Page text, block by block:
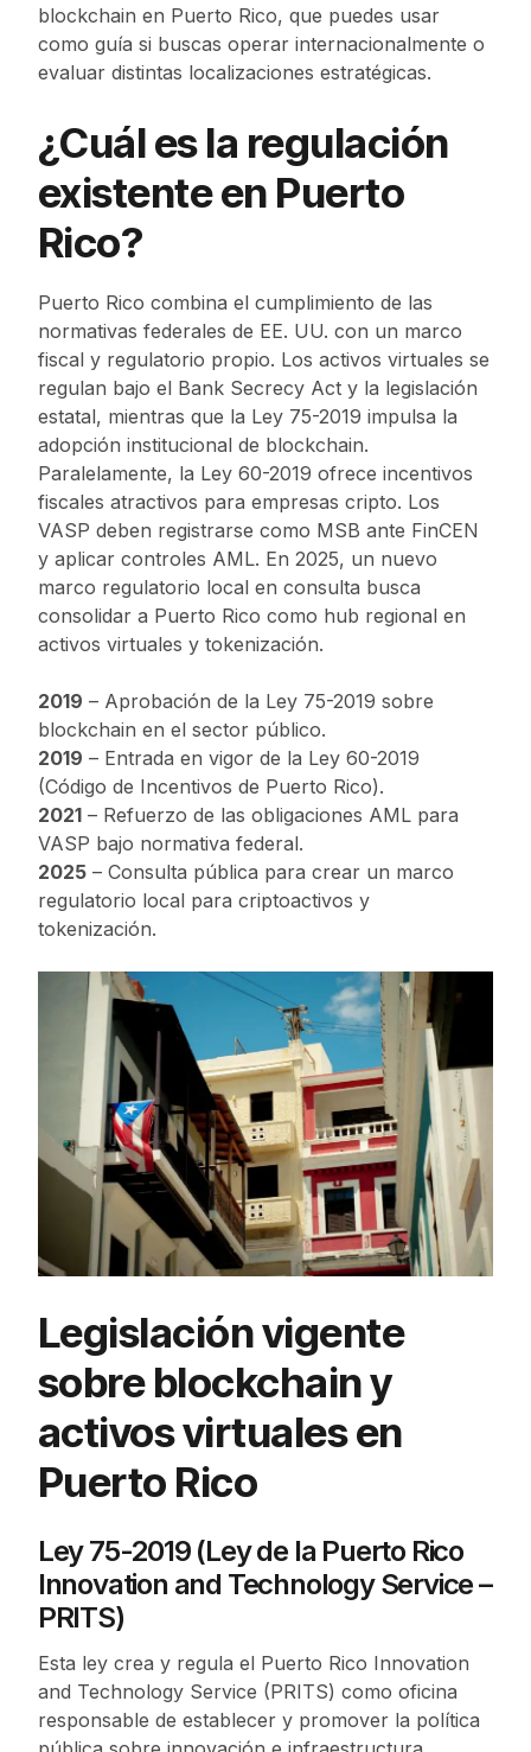
blockchain en Puerto Rico, que puedes usar
como guía si buscas operar internacionalmente o
evaluar distintas localizaciones estratégicas.
¿Cuál es la regulación
existente en Puerto
Rico?
Puerto Rico combina el cumplimiento de las
normativas federales de EE. UU. con un marco
fiscal y regulatorio propio. Los activos virtuales se
regulan bajo el Bank Secrecy Act y la legislación
estatal, mientras que la Ley 75-2019 impulsa la
adopción institucional de blockchain.
Paralelamente, la Ley 60-2019 ofrece incentivos
fiscales atractivos para empresas cripto. Los
VASP deben registrarse como MSB ante FinCEN
y aplicar controles AML. En 2025, un nuevo
marco regulatorio local en consulta busca
consolidar a Puerto Rico como hub regional en
activos virtuales y tokenización.
2019 – Aprobación de la Ley 75-2019 sobre
blockchain en el sector público.
2019 – Entrada en vigor de la Ley 60-2019
(Código de Incentivos de Puerto Rico).
2021– Refuerzo de las obligaciones AML para
VASP bajo normativa federal.
2025– Consulta pública para crear un marco
regulatorio local para criptoactivos y
tokenización.
Legislación vigente
sobre blockchain y
activos virtuales en
Puerto Rico
Ley 75-2019 (Ley de la Puerto Rico
Innovation and Technology Service –
PRITS)
Esta ley crea y regula el Puerto Rico Innovation
and Technology Service (PRITS) como oficina
responsable de establecer y promover la política